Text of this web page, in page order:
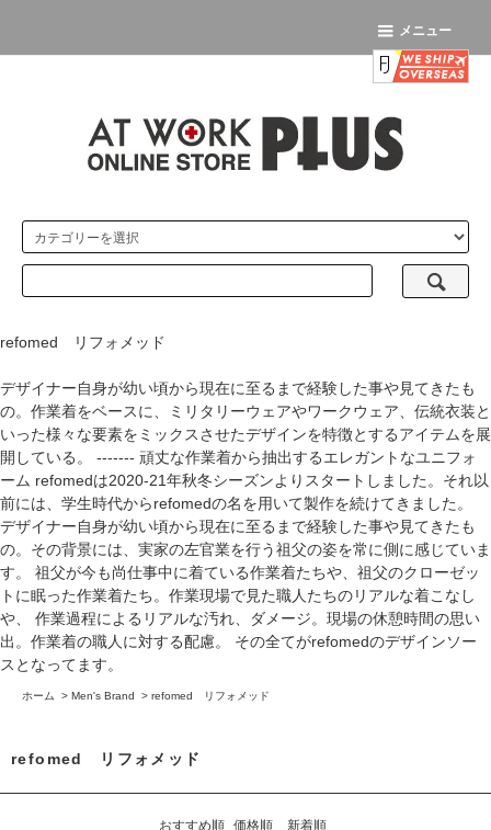
メニュー
refomed リフォメッド
デザイナー自身が幼い頃から現在に至るまで経験した事や見てきたも
の。作業着をベースに、ミリタリーウェアやワークウェア、伝統衣装と
いった様々な要素をミックスさせたデザインを特徴とするアイテムを展
開している。 ------- 頑丈な作業着から抽出するエレガントなユニフォ
ーム refomedは2020-21年秋冬シーズンよりスタートしました。それ以
前には、学生時代からrefomedの名を用いて製作を続けてきました。
デザイナー自身が幼い頃から現在に至るまで経験した事や見てきたも
の。その背景には、実家の左官業を行う祖父の姿を常に側に感じていま
す。 祖父が今も尚仕事中に着ている作業着たちや、祖父のクローゼッ
トに眠った作業着たち。作業現場で見た職人たちのリアルな着こなし
や、 作業過程によるリアルな汚れ、ダメージ。現場の休憩時間の思い
出。作業着の職人に対する配慮。 その全てがrefomedのデザインソー
スとなってます。
ホーム > Men's Brand > refomed リフォメッド
refomed リフォメッド
おすすめ順 価格順 新着順